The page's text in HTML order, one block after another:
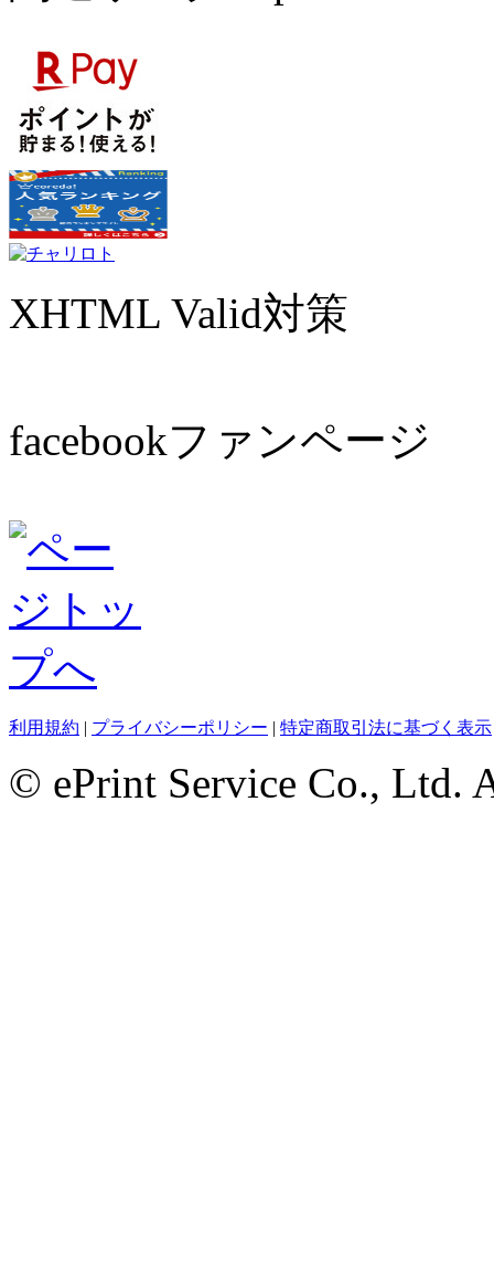
XHTML Valid対策
facebookファンページ
利用規約 | プライバシーポリシー | 特定商取引法に基づく表示
© ePrint Service Co., Ltd.